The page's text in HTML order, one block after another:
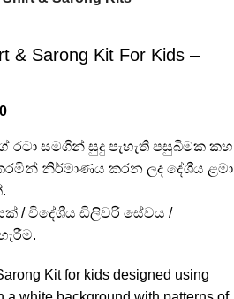
& Sarong Kit For Kids –
රටා සමගින් සුදු පැහැති පසුබිමක කහ
නිර්මාණය කරන ලද දේශීය ළමා
/ විදේශීය ඩිලිවරි සේවය /
Kit for kids designed using